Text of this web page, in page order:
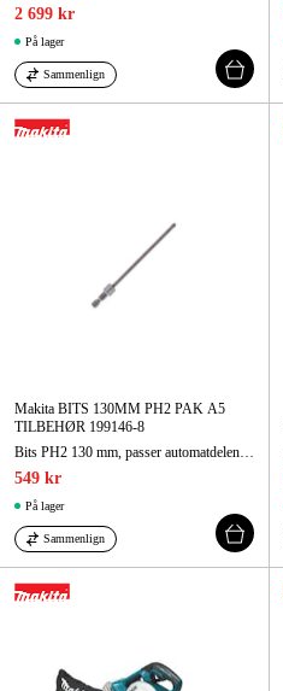
2 699 kr
På lager
Sammenlign
Makita BITS 130MM PH2 PAK A5
TILBEHØR 199146-8
Bits PH2 130 mm, passer automatdelen 199146-8. Leveres i 5-pakning.
549 kr
På lager
Sammenlign